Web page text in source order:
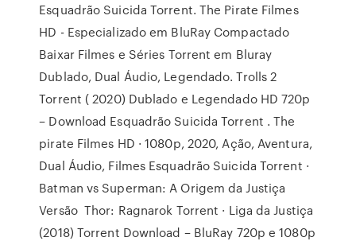
Esquadrão Suicida Torrent. The Pirate Filmes
HD - Especializado em BluRay Compactado
Baixar Filmes e Séries Torrent em Bluray
Dublado, Dual Áudio, Legendado. Trolls 2
Torrent ( 2020) Dublado e Legendado HD 720p
– Download Esquadrão Suicida Torrent . The
pirate Filmes HD · 1080p, 2020, Ação, Aventura,
Dual Áudio, Filmes Esquadrão Suicida Torrent ·
Batman vs Superman: A Origem da Justiça
Versão Thor: Ragnarok Torrent · Liga da Justiça
(2018) Torrent Download – BluRay 720p e 1080p